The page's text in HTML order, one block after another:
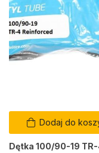
Dodaj do
Dętka 100/90-19